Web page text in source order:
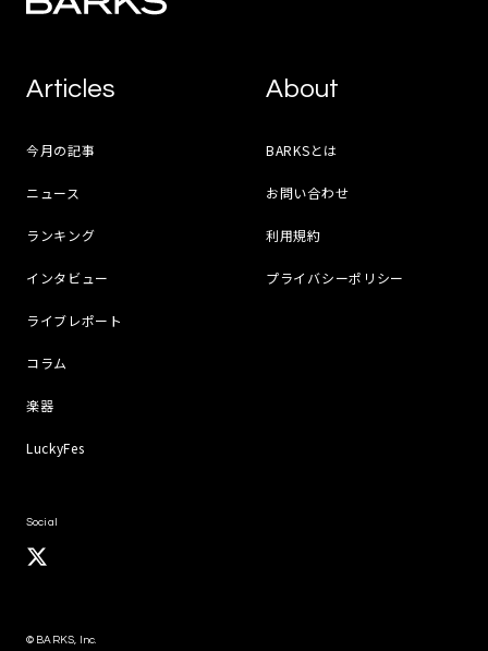
Articles
今月の記事
ニュース
ランキング
インタビュー
ライブレポート
コラム
楽器
LuckyFes
About
BARKSとは
お問い合わせ
利用規約
プライバシーポリシー
Social
© BARKS, Inc.